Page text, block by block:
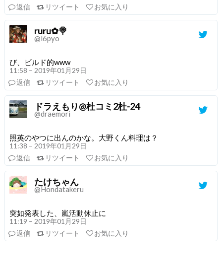
返信
リツイート お気に入り
ruru✿🍭
@l6pyo
び、ビルド的www
11:58 – 2019年01月29日
返信
リツイート お気に入り
ドラえもり@杜コミ2杜-24
@draemori
照英のやつに出んのかな。大野くん料理は？
11:38 – 2019年01月29日
返信
リツイート お気に入り
たけちゃん
@Hondatakeru
突如発表した、嵐活動休止に
11:19 – 2019年01月29日
返信
リツイート お気に入り